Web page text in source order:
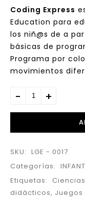
Coding Express
Education para
los niñ@s de a
básicas de
Programa por
movimientos
SKU: LGE - 0017
Categorías:
Etiquetas:
Ciencias
didácticos,